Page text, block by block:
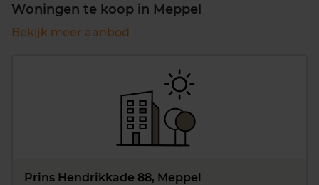
Woningen te koop in Meppel
Bekijk meer aanbod
Prins Hendrikkade 88, Meppel